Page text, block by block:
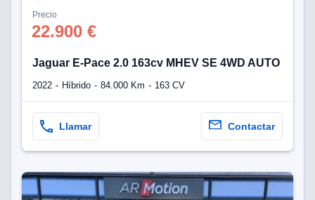
Precio
22.900 €
Jaguar E-Pace 2.0 163cv MHEV SE 4WD AUTO
2022 Híbrido 84.000 Km 163 CV
Llamar Contactar